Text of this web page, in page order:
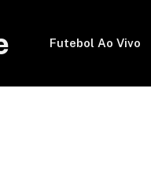
Futebol Ao Vivo